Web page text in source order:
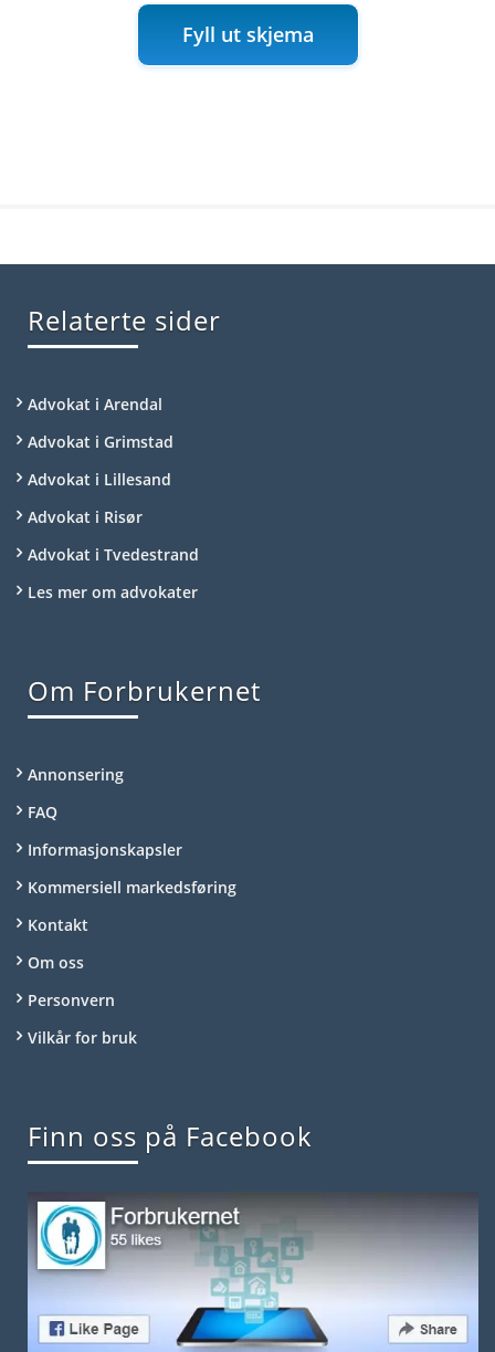
Fyll ut skjema
Relaterte sider
Advokat i Arendal
Advokat i Grimstad
Advokat i Lillesand
Advokat i Risør
Advokat i Tvedestrand
Les mer om advokater
Om Forbrukernet
Annonsering
FAQ
Informasjonskapsler
Kommersiell markedsføring
Kontakt
Om oss
Personvern
Vilkår for bruk
Finn oss på Facebook